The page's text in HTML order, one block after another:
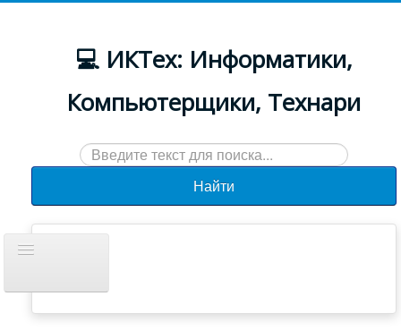
💻 ИКТех: Информатики,
Компьютерщики, Технари
Искать...
Найти
навигацию